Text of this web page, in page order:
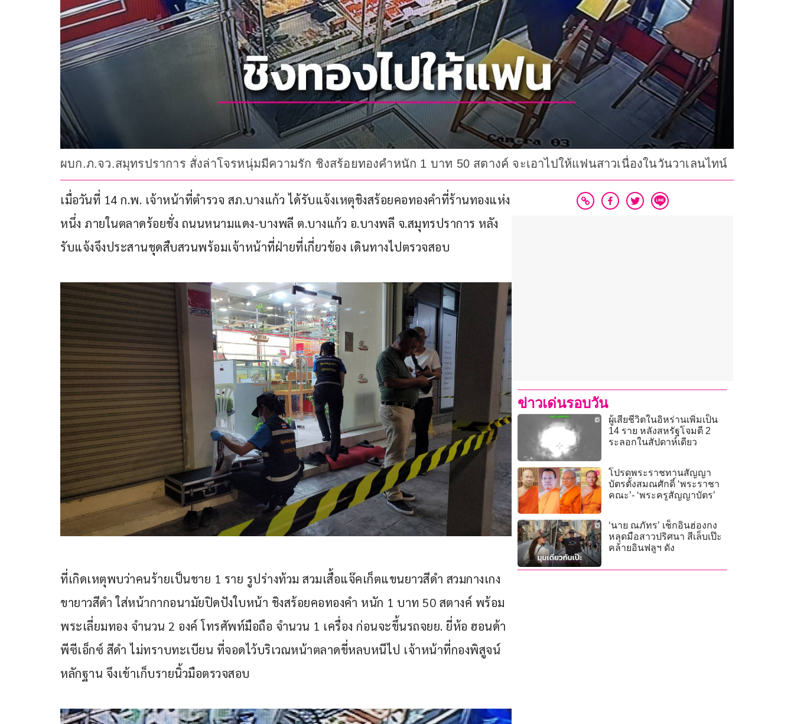
ผบก.ภ.จว.สมุทรปราการ สั่งล่าโจรหนุ่มมีความรัก ชิงสร้อยทองคำหนัก 1 บาท 50 สตางค์ จะเอาไปให้แฟนสาวเนื่องในวันวาเลนไทน์
เมื่อวันที่ 14 ก.พ. เจ้าหน้าที่ตำรวจ สภ.บางแก้ว ได้รับแจ้งเหตุชิงสร้อยคอทองคำที่ร้านทองแห่ง
หนึ่ง ภายในตลาดร้อยชั่ง ถนนหนามแดง-บางพลี ต.บางแก้ว อ.บางพลี จ.สมุทรปราการ หลัง
รับแจ้งจึงประสานชุดสืบสวนพร้อมเจ้าหน้าที่ฝ่ายที่เกี่ยวข้อง เดินทางไปตรวจสอบ
ที่เกิดเหตุพบว่าคนร้ายเป็นชาย 1 ราย รูปร่างท้วม สวมเสื้อแจ๊คเก็ตแขนยาวสีดำ สวมกางเกง
ขายาวสีดำ ใส่หน้ากากอนามัยปิดปังใบหน้า ชิงสร้อยคอทองคำ หนัก 1 บาท 50 สตางค์ พร้อม
พระเลี่ยมทอง จำนวน 2 องค์ โทรศัพท์มือถือ จำนวน 1 เครื่อง ก่อนจะขึ้นรถจยย. ยี่ห้อ ฮอนด้า
พีซีเอ็กซ์ สีดำ ไม่ทราบทะเบียน ที่จอดไว้บริเวณหน้าตลาดขี่หลบหนีไป เจ้าหน้าที่กองพิสูจน์
หลักฐาน จึงเข้าเก็บรายนิ้วมือตรวจสอบ
ข่าวเด่นรอบวัน
ผู้เสียชีวิตในอิหร่านเพิ่มเป็น
14 ราย หลังสหรัฐโจมตี 2
ระลอกในสัปดาห์เดียว
โปรดพระราชทานสัญญา
บัตรตั้งสมณศักดิ์ ‘พระราชา
คณะ’- ‘พระครูสัญญาบัตร’
‘นาย ณภัทร’ เช็กอินฮ่องกง
หลุดมือสาวปริศนา สีเล็บเป๊ะ
คล้ายอินฟลูฯ ดัง